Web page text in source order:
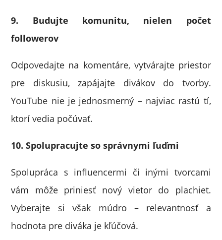
9. Budujte komunitu, nielen počet
followerov
Odpovedajte na komentáre, vytvárajte priestor
pre diskusiu, zapájajte divákov do tvorby.
YouTube nie je jednosmerný – najviac rastú tí,
ktorí vedia počúvať.
10. Spolupracujte so správnymi ľuďmi
Spolupráca s influencermi či inými tvorcami
vám môže priniesť nový vietor do plachiet.
Vyberajte si však múdro – relevantnosť a
hodnota pre diváka je kľúčová.